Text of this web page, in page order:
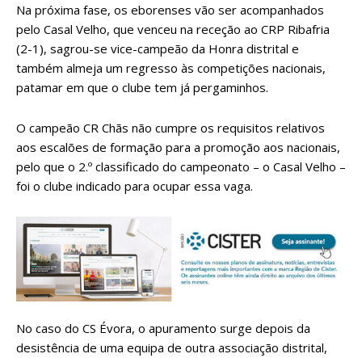
Na próxima fase, os eborenses vão ser acompanhados
pelo Casal Velho, que venceu na receção ao CRP Ribafria
(2-1), sagrou-se vice-campeão da Honra distrital e
também almeja um regresso às competições nacionais,
patamar em que o clube tem já pergaminhos.
O campeão CR Chãs não cumpre os requisitos relativos
aos escalões de formação para a promoção aos nacionais,
pelo que o 2.º classificado do campeonato – o Casal Velho –
foi o clube indicado para ocupar essa vaga.
No caso do CS Évora, o apuramento surge depois da
desistência de uma equipa de outra associação distrital,